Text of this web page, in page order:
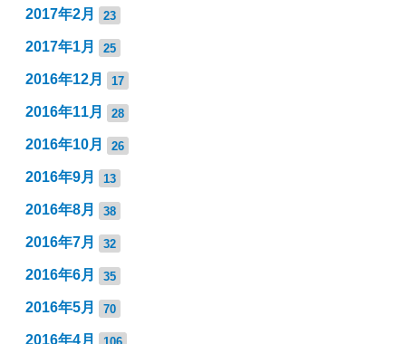
2017年2月 23
2017年1月 25
2016年12月 17
2016年11月 28
2016年10月 26
2016年9月 13
2016年8月 38
2016年7月 32
2016年6月 35
2016年5月 70
2016年4月 106